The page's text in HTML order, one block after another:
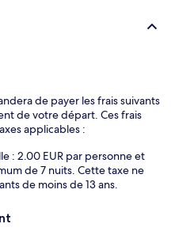
de payer les frais suivants
de votre départ. Ces frais
applicables :
: 2.00 EUR par personne et
de 7 nuits. Cette taxe ne
de moins de 13 ans.